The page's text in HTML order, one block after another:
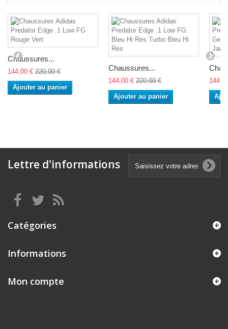
Chaussures...
144,00 € 220,00 €
Ajouter au panier
Chaussures...
144,00 € 220,00 €
Ajouter au panier
Lettre d'informations
Catégories
Informations
Mon compte